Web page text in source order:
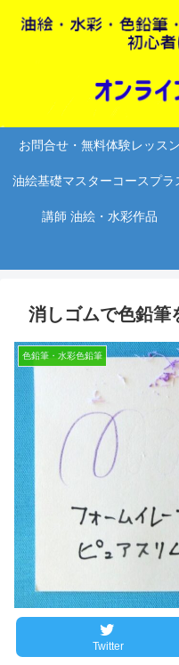
お問合せ・無料体験レッスン
油絵基礎マスターコースプラ
講師 油絵・水彩作品
消しゴムで色鉛筆
色鉛筆・水彩色鉛筆
Twitter